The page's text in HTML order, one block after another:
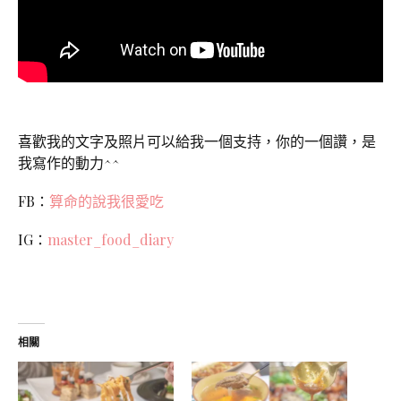
喜歡我的文字及照片可以給我一個支持，你的一個讚，是
我寫作的動力^^
FB： 算命的說我很愛吃
IG： master_food_diary
相關